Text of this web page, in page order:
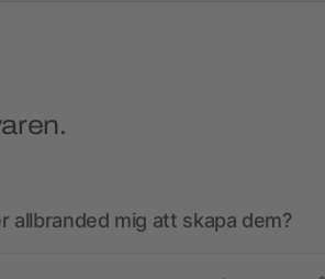
allbranded mig att skapa dem?